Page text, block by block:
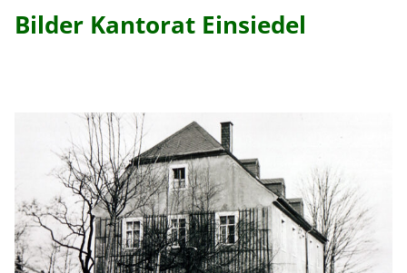
Bilder Kantorat Einsiedel